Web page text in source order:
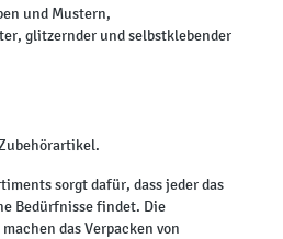
und Mustern,
glitzernder und selbstklebender
sorgt dafür, dass jeder das
Bedürfnisse findet. Die
das Verpacken von